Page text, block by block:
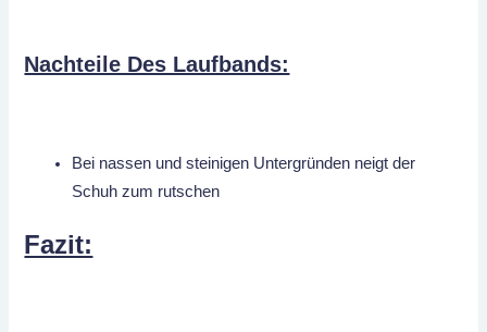
Nachteile Des Laufbands:
Bei nassen und steinigen Untergründen neigt der
Schuh zum rutschen
Fazit: